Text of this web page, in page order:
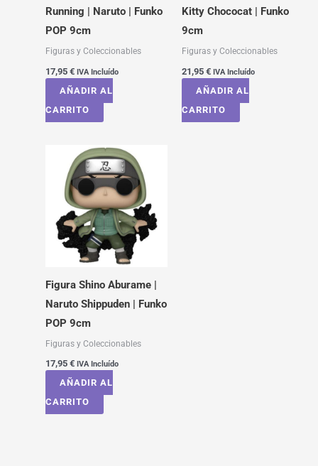
Running | Naruto | Funko
POP 9cm
Figuras y Coleccionables
17,95 € IVA Incluído
AÑADIR AL
CARRITO
Kitty Chococat | Funko
9cm
Figuras y Coleccionables
21,95 € IVA Incluído
AÑADIR AL
CARRITO
Figura Shino Aburame |
Naruto Shippuden | Funko
POP 9cm
Figuras y Coleccionables
17,95 € IVA Incluído
AÑADIR AL
CARRITO